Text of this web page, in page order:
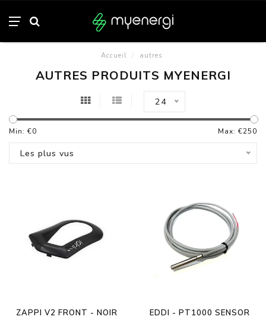
Accueil / autres
AUTRES PRODUITS MYENERGI
24
Min: €0 Max: €250
Les plus vus
ZAPPI V2 FRONT - NOIR EDDI - PT1000 SENSOR